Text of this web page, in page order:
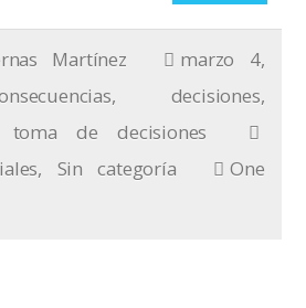
Martínez
marzo 4,
, decisiones,
toma de decisiones
, Sin categoría
One